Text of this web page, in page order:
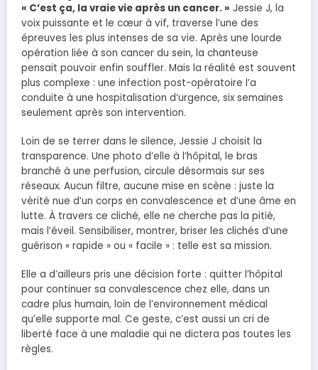
« C’est ça, la vraie vie après un cancer. » Jessie J, la
voix puissante et le cœur à vif, traverse l’une des
épreuves les plus intenses de sa vie. Après une lourde
opération liée à son cancer du sein, la chanteuse
pensait pouvoir enfin souffler. Mais la réalité est souvent
plus complexe : une infection post-opératoire l’a
conduite à une hospitalisation d’urgence, six semaines
seulement après son intervention.
Loin de se terrer dans le silence, Jessie J choisit la
transparence. Une photo d’elle à l’hôpital, le bras
branché à une perfusion, circule désormais sur ses
réseaux. Aucun filtre, aucune mise en scène : juste la
vérité nue d’un corps en convalescence et d’une âme en
lutte. À travers ce cliché, elle ne cherche pas la pitié,
mais l’éveil. Sensibiliser, montrer, briser les clichés d’une
guérison « rapide » ou « facile » : telle est sa mission.
Elle a d’ailleurs pris une décision forte : quitter l’hôpital
pour continuer sa convalescence chez elle, dans un
cadre plus humain, loin de l’environnement médical
qu’elle supporte mal. Ce geste, c’est aussi un cri de
liberté face à une maladie qui ne dictera pas toutes les
règles.